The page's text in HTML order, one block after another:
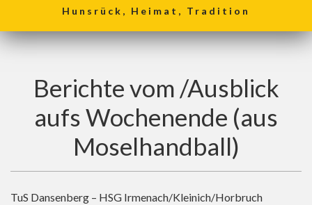
Hunsrück, Heimat, Tradition
Berichte vom /Ausblick
aufs Wochenende (aus
Moselhandball)
TuS Dansenberg – HSG Irmenach/Kleinich/Horbruch